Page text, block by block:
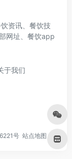
资讯、餐饮技
网址、餐饮app
于我们
号 站点地图